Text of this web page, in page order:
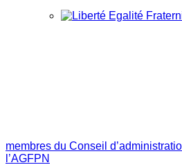
membres du Conseil
l’AGFPN